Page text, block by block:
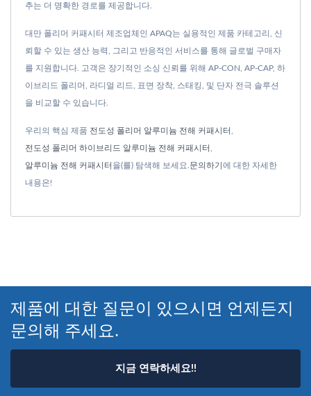
추는 더 명확한 경로를 제공합니다.
대만 폴리머 커패시터 제조업체인 APAQ는 실용적인 제품 카테고리, 신
뢰할 수 있는 생산 능력, 그리고 반응적인 서비스를 통해 글로벌 구매자
를 지원합니다. 고객은 장기적인 소싱 신뢰를 위해 AP-CON, AP-CAP, 하
이브리드 폴리머, 라디얼 리드, 표면 장착, 스태킹, 및 단자 전극 솔루션
을 비교할 수 있습니다.
우리의 핵심 제품 전도성 폴리머 알루미늄 전해 커패시터
전도성 폴리머 하이브리드 알루미늄 전해 커패시터
알루미늄 전해 커패시터 을(를) 탐색해 보세요. 문의하기 에 대한 자세한
내용은!
제품에 대한 질문이 있으시면 언제든지
문의해 주세요.
지금 연락하세요!!